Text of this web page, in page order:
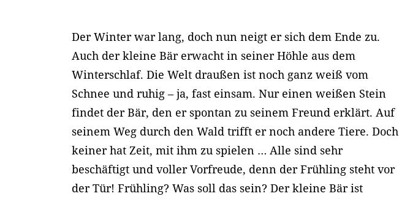
Der Winter war lang, doch nun neigt er sich dem Ende zu.
Auch der kleine Bär erwacht in seiner Höhle aus dem
Winterschlaf. Die Welt draußen ist noch ganz weiß vom
Schnee und ruhig – ja, fast einsam. Nur einen weißen Stein
findet der Bär, den er spontan zu seinem Freund erklärt. Auf
seinem Weg durch den Wald trifft er noch andere Tiere. Doch
keiner hat Zeit, mit ihm zu spielen … Alle sind sehr
beschäftigt und voller Vorfreude, denn der Frühling steht vor
der Tür! Frühling? Was soll das sein? Der kleine Bär ist